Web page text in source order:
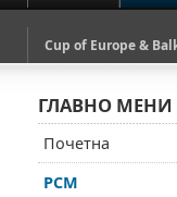
Cup of Europe &
ГЛАВНО МЕНИ
Почетна
РСМ